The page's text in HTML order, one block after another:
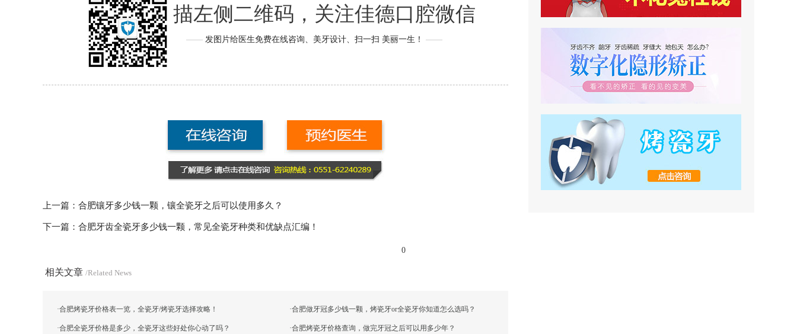
扫描左侧二维码，关注佳德口腔微信
—— 发图片给医生免费在线咨询、美牙设计、扫一扫 美丽一生！ ——
上一篇： 合肥镶牙多少钱一颗，镶全瓷牙之后可以使用多久？
下一篇： 合肥牙齿全瓷牙多少钱一颗，常见全瓷牙种类和优缺点汇编！
0
相关文章 /Related News
·合肥烤瓷牙价格表一览，全瓷牙/烤瓷牙选择攻略！ ·合肥做牙冠多少钱一颗，烤瓷牙or全瓷牙你知道怎么选吗？
·合肥全瓷牙价格是多少，全瓷牙这些好处你心动了吗？ ·合肥烤瓷牙价格查询，做完牙冠之后可以用多少年？